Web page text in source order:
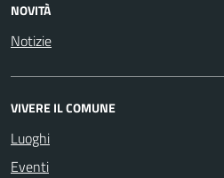
NOVITÀ
Notizie
VIVERE IL COMUNE
Luoghi
Eventi